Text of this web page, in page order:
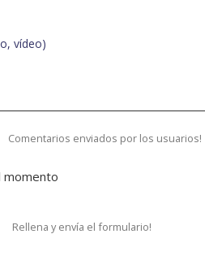
vídeo)
Comentarios enviados por los usuarios!
momento
Rellena y envía el formulario!